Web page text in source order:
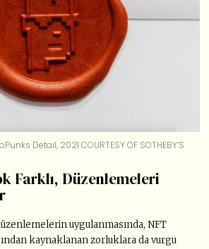
Detail, 2021 COURTESY OF SOTHEBY’S
Farklı, Düzenlemeleri
uygulanmasında, NFT
kaynaklanan zorluklara da vurgu